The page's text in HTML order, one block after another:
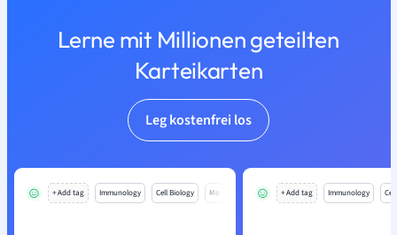
Lerne mit Millionen geteilten
Karteikarten
Leg kostenfrei los
+ Add tag Immunology Cell Biology Mo + Add tag Immunology